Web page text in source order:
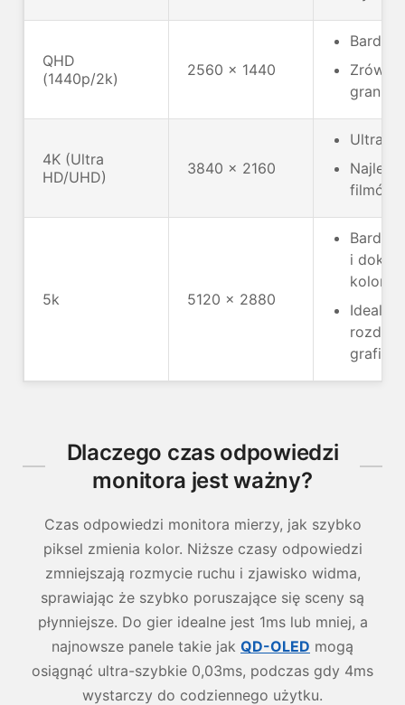
QHD
(1440p/2k)
2560 x 1440
grania i
4K (Ultra
HD/UHD)
3840 x 2160
filmów
5k 5120 x 2880
Bardzo
i
kolorów
grafiki
Dlaczego czas odpowiedzi
monitora jest ważny?
Czas odpowiedzi monitora mierzy, jak szybko
piksel zmienia kolor. Niższe czasy odpowiedzi
zmniejszają rozmycie ruchu i zjawisko widma,
sprawiając że szybko poruszające się sceny są
płynniejsze. Do gier idealne jest 1ms lub mniej, a
najnowsze panele takie jak QD-OLED mogą
osiągnąć ultra-szybkie 0,03ms, podczas gdy 4ms
wystarczy do codziennego użytku.